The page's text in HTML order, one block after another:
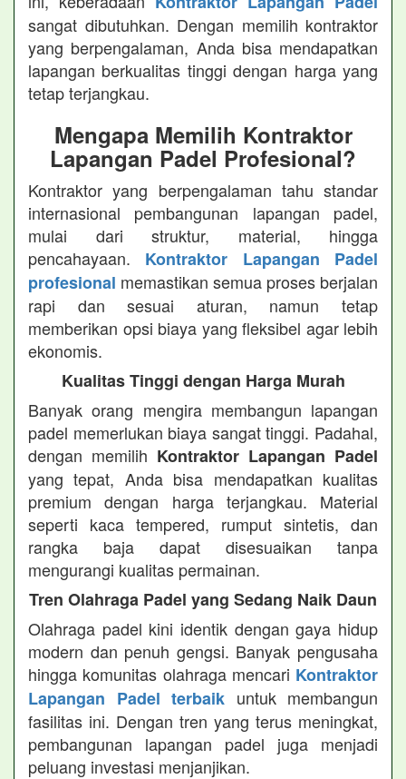
sangat dibutuhkan. Dengan memilih kontraktor
yang berpengalaman, Anda bisa mendapatkan
lapangan berkualitas tinggi dengan harga yang
tetap terjangkau.
Mengapa Memilih Kontraktor
Lapangan Padel Profesional?
Kontraktor yang berpengalaman tahu standar
internasional pembangunan lapangan padel,
mulai dari struktur, material, hingga
pencahayaan. Kontraktor Lapangan Padel
profesional memastikan semua proses berjalan
rapi dan sesuai aturan, namun tetap
memberikan opsi biaya yang fleksibel agar lebih
ekonomis.
Kualitas Tinggi dengan Harga Murah
Banyak orang mengira membangun lapangan
padel memerlukan biaya sangat tinggi. Padahal,
dengan memilih Kontraktor Lapangan Padel
yang tepat, Anda bisa mendapatkan kualitas
premium dengan harga terjangkau. Material
seperti kaca tempered, rumput sintetis, dan
rangka baja dapat disesuaikan tanpa
mengurangi kualitas permainan.
Tren Olahraga Padel yang Sedang Naik Daun
Olahraga padel kini identik dengan gaya hidup
modern dan penuh gengsi. Banyak pengusaha
hingga komunitas olahraga mencari Kontraktor
Lapangan Padel terbaik untuk membangun
fasilitas ini. Dengan tren yang terus meningkat,
pembangunan lapangan padel juga menjadi
peluang investasi menjanjikan.